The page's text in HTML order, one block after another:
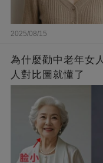
2025/08/15
為什麼勸中老年女
人對比圖就懂了